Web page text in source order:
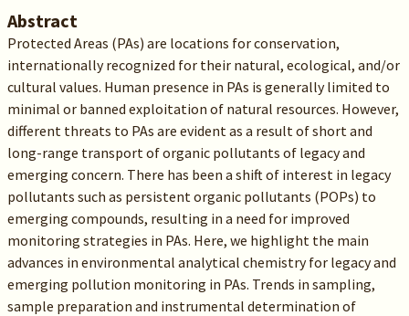
Abstract
Protected Areas (PAs) are locations for conservation,
internationally recognized for their natural, ecological, and/or
cultural values. Human presence in PAs is generally limited to
minimal or banned exploitation of natural resources. However,
different threats to PAs are evident as a result of short and
long-range transport of organic pollutants of legacy and
emerging concern. There has been a shift of interest in legacy
pollutants such as persistent organic pollutants (POPs) to
emerging compounds, resulting in a need for improved
monitoring strategies in PAs. Here, we highlight the main
advances in environmental analytical chemistry for legacy and
emerging pollution monitoring in PAs. Trends in sampling,
sample preparation and instrumental determination of